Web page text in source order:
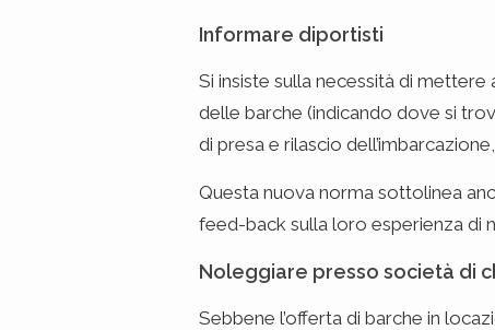
Informare diportisti
Si insiste sulla necessità di
delle barche (indicando dove si
di presa e rilascio
Questa nuova norma sottolinea
feed-back sulla loro esperienza di
Noleggiare presso società di
Sebbene l’offerta di barche in